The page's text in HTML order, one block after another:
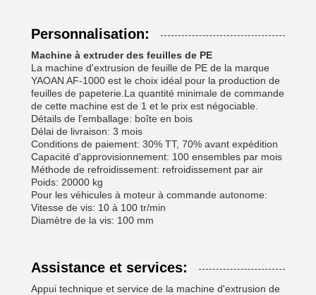
Personnalisation:
Machine à extruder des feuilles de PE
La machine d'extrusion de feuille de PE de la marque
YAOAN AF-1000 est le choix idéal pour la production de
feuilles de papeterie.La quantité minimale de commande
de cette machine est de 1 et le prix est négociable.
Détails de l'emballage: boîte en bois
Délai de livraison: 3 mois
Conditions de paiement: 30% TT, 70% avant expédition
Capacité d'approvisionnement: 100 ensembles par mois
Méthode de refroidissement: refroidissement par air
Poids: 20000 kg
Pour les véhicules à moteur à commande autonome:
Vitesse de vis: 10 à 100 tr/min
Diamètre de la vis: 100 mm
Assistance et services:
Appui technique et service de la machine d'extrusion de